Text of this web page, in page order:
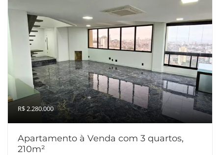
R$ 2.280.000
Apartamento à Venda com 3 quartos,
210m²